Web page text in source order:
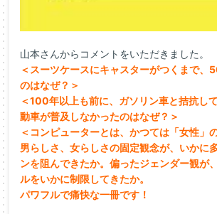
山本さんからコメントをいただきました。
＜スーツケースにキャスターがつくまで
のはなぜ？＞
＜100年以上も前に、ガソリン車と拮抗し
動車が普及しなかったのはなぜ？＞
＜コンピューターとは、かつては「女性」
男らしさ、女らしさの固定観念が、いかに
ンを阻んできたか。偏ったジェンダー観が
ルをいかに制限してきたか。
パワフルで痛快な一冊です！